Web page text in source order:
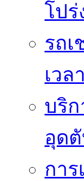
โปร่
รถ
เวลา
บริ
อุด
กา